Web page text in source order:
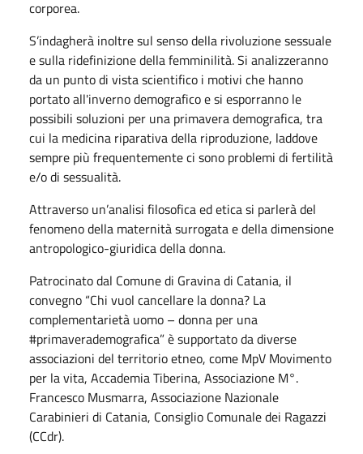
corporea.
S’indagherà inoltre sul senso della rivoluzione sessuale
e sulla ridefinizione della femminilità. Si analizzeranno
da un punto di vista scientifico i motivi che hanno
portato all'inverno demografico e si esporranno le
possibili soluzioni per una primavera demografica, tra
cui la medicina riparativa della riproduzione, laddove
sempre più frequentemente ci sono problemi di fertilità
e/o di sessualità.
Attraverso un’analisi filosofica ed etica si parlerà del
fenomeno della maternità surrogata e della dimensione
antropologico-giuridica della donna.
Patrocinato dal Comune di Gravina di Catania, il
convegno “Chi vuol cancellare la donna? La
complementarietà uomo – donna per una
#primaverademografica” è supportato da diverse
associazioni del territorio etneo, come MpV Movimento
per la vita, Accademia Tiberina, Associazione M°.
Francesco Musmarra, Associazione Nazionale
Carabinieri di Catania, Consiglio Comunale dei Ragazzi
(CCdr).